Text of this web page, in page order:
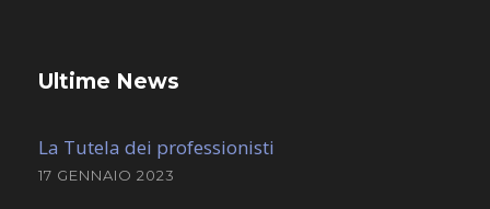
Ultime News
La Tutela dei professionisti
17 GENNAIO 2023